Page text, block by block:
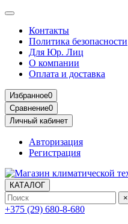
Контакты
Политика безопасности
Для Юр. Лиц
О компании
Оплата и доставка
Избранное0
Сравнение0
Личный кабинет
Авторизация
Регистрация
КАТАЛОГ
×
+375 (29) 680-8-680